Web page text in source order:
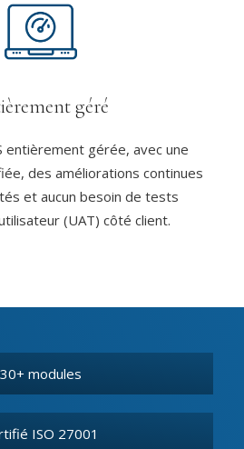
géré
entièrement gérée, avec une
des améliorations continues
et aucun besoin de tests
(UAT) côté client.
30+ modules
ISO 27001